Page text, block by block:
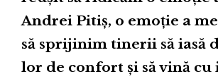
Andrei Pitiș, o emoție a
să sprijinim tinerii să iasă
lor de confort și să vină cu